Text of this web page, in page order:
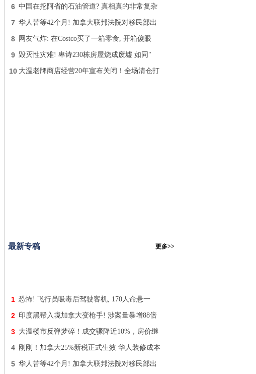
6 中国在挖阿省的石油管道? 真相真的非常复杂
7 华人苦等42个月! 加拿大联邦法院对移民部出
8 网友气炸: 在Costco买了一箱零食, 开箱傻眼
9 毁灭性灾难! 卑诗230栋房屋烧成废墟 如同"
10 大温老牌商店经营20年宣布关闭！全场清仓打
最新专稿 更多>>
1 恐怖! 飞行员吸毒后驾驶客机, 170人命悬一
2 印度黑帮入境加拿大变枪手! 涉案量暴增88倍
3 大温楼市反弹梦碎！成交骤降近10%，房价继
4 刚刚！加拿大25%新税正式生效 华人装修成本
5 华人苦等42个月! 加拿大联邦法院对移民部出